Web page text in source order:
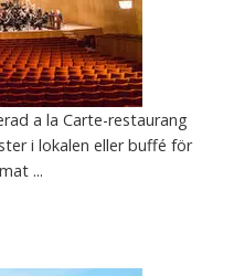
a la Carte-restaurang
i lokalen eller buffé för
...